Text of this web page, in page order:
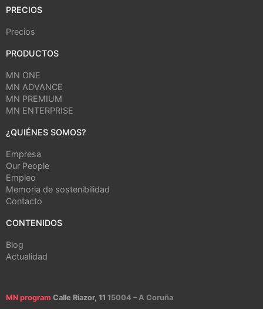
PRECIOS
Precios
PRODUCTOS
MN ONE
MN ADVANCE
MN PREMIUM
MN ENTERPRISE
¿QUIÉNES SOMOS?
Empresa
Our People
Empleo
Memoria de sostenibilidad
Contacto
CONTENIDOS
Blog
Actualidad
MN program Calle Riazor, 11 15004 – A Coruña